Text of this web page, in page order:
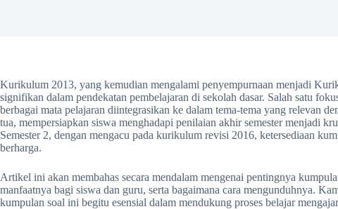
Kurikulum 2013, yang kemudian mengalami penyempurnaan menjadi
signifikan dalam pendekatan pembelajaran di sekolah dasar. Salah satu
berbagai mata pelajaran diintegrasikan ke dalam tema-tema yang relevan
tua, mempersiapkan siswa menghadapi penilaian akhir semester menjadi
Semester 2, dengan mengacu pada kurikulum revisi 2016, ketersediaan
berharga.
Artikel ini akan membahas secara mendalam mengenai pentingnya
manfaatnya bagi siswa dan guru, serta bagaimana cara mengunduhnya.
kumpulan soal ini begitu esensial dalam mendukung proses belajar